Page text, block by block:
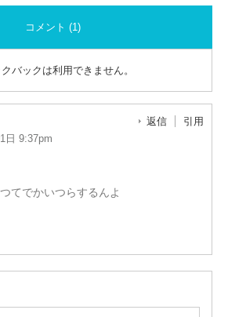
コメント (1)
クバックは利用できません。
日 9:37pm
返信 引用
てでかいつらするんよ